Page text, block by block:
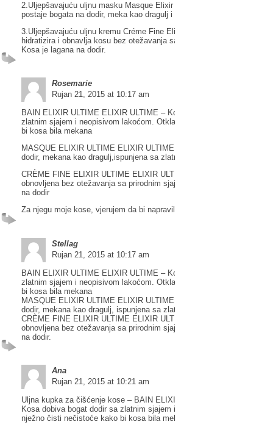
2.Uljepšavajuću uljnu masku Masque Elixir Ultime Elixir Ultime kojom
postaje bogata na dodir, meka kao dragulj i dobiva zlatni sjaj.
3.Uljepšavajuću uljnu kremu Créme Fine Elixir Ultime Elixir Ultime koja
hidratizira i obnavlja kosu bez otežavanja sa prirodnim sjajem i
Kosa je lagana na dodir.
Rosemarie
Rujan 21, 2015 at 10:17 am
BAIN ELIXIR ULTIME ELIXIR ULTIME – Kosa dobiva bogat dodir sa
zlatnim sjajem i neopisivom lakoćom. Otklanja i nježno čisti nečistoće
bi kosa bila mekana
MASQUE ELIXIR ULTIME ELIXIR ULTIME – Obogaćena kosa je
dodir, mekana kao dragulj,ispunjena sa zlatnim sjajem
CRÈME FINE ELIXIR ULTIME ELIXIR ULTIME – Kosa je hidratizirana
obnovljena bez otežavanja sa prirodnim sjajem i zaštitom. Kosa je
na dodir
Za njegu moje kose, vjerujem da bi napravili ČUDA
Stellag
Rujan 21, 2015 at 10:17 am
BAIN ELIXIR ULTIME ELIXIR ULTIME – Kosa dobiva bogat dodir sa
zlatnim sjajem i neopisivom lakoćom. Otklanja i nježno čisti nečistoće
bi kosa bila mekana
MASQUE ELIXIR ULTIME ELIXIR ULTIME – Obogaćena kosa je
dodir, mekana kao dragulj, ispunjena sa zlatnim sjajem
CRÈME FINE ELIXIR ULTIME ELIXIR ULTIME – Kosa je hidratizirana
obnovljena bez otežavanja sa prirodnim sjajem i zaštitom. Kosa je
na dodir.
Ana
Rujan 21, 2015 at 10:21 am
Uljna kupka za čišćenje kose – BAIN ELIXIR ULTIME ELIXIR ULTIME
Kosa dobiva bogat dodir sa zlatnim sjajem i neopisivom lakoćom.
nježno čisti nečistoće kako bi kosa bila mekana.